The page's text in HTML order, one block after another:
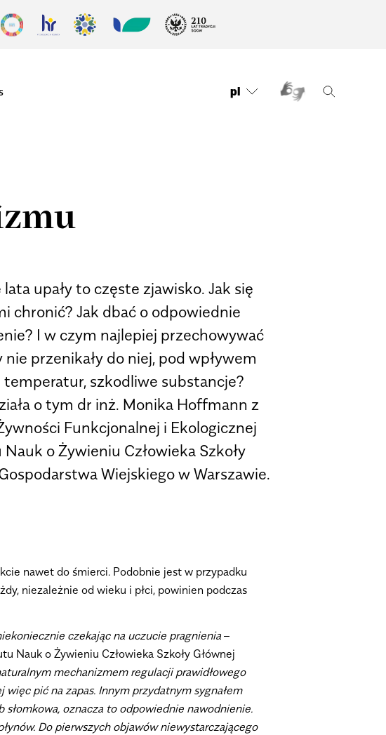
pl
upały to częste zjawisko. Jak się
chronić? Jak dbać o odpowiednie
I w czym najlepiej przechowywać
nie przenikały do niej, pod wpływem
szkodliwe substancje?
o tym dr inż. Monika Hoffmann z
Funkcjonalnej i Ekologicznej
o Żywieniu Człowieka Szkoły
Wiejskiego w Warszawie.
nawet do śmierci. Podobnie jest w przypadku
niezależnie od wieku i płci, powinien podczas
czekając na uczucie pragnienia–
Nauk o Żywieniu Człowieka Szkoły Głównej
mechanizmem regulacji prawidłowego
pić na zapas. Innym przydatnym sygnałem
oznacza to odpowiednie nawodnienie.
Do pierwszych objawów niewystarczającego